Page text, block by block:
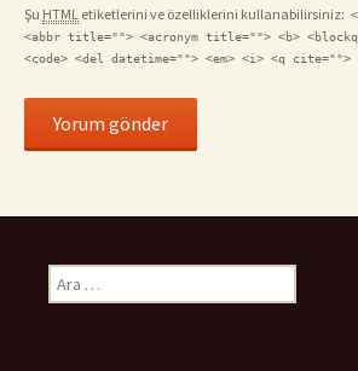
Şu HTML etiketlerini ve özelliklerini kullanabilirsiniz:
<abbr title=""> <acronym title=""> <b>
<code> <del datetime=""> <em> <i> <q
Arama: